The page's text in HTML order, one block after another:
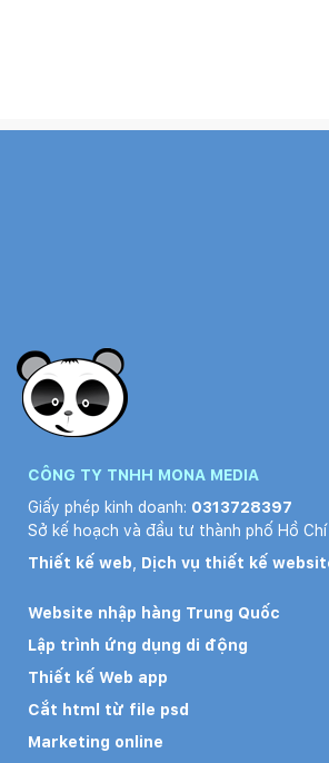
CÔNG TY TNHH MONA MEDIA
Giấy phép kinh doanh: 0313728397
Sở kế hoạch và đầu tư thành phố Hồ Chí
Thiết kế web
Dịch vụ thiết kế
Website nhập hàng Trung Quốc
Lập trình ứng dụng di động
Thiết kế Web app
Cắt html từ file psd
Marketing online